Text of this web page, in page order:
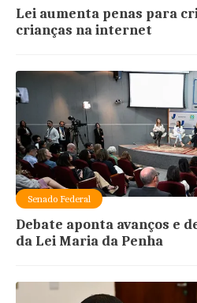
Lei aumenta penas para
crianças na internet
Senado Federal
Debate aponta avanços e
da Lei Maria da Penha